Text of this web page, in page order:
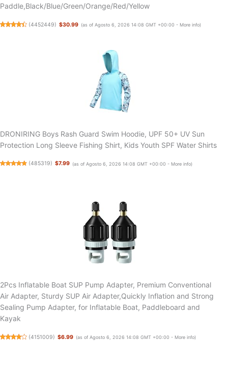
Paddle,Black/Blue/Green/Orange/Red/Yellow
(4452449) $30.99 (as of Agosto 6, 2026 14:08 GMT +00:00 - More info)
DRONIRING Boys Rash Guard Swim Hoodie, UPF 50+ UV Sun
Protection Long Sleeve Fishing Shirt, Kids Youth SPF Water Shirts
(485319) $7.99 (as of Agosto 6, 2026 14:08 GMT +00:00 - More info)
2Pcs Inflatable Boat SUP Pump Adapter, Premium Conventional
Air Adapter, Sturdy SUP Air Adapter,Quickly Inflation and Strong
Sealing Pump Adapter, for Inflatable Boat, Paddleboard and
Kayak
(4151009) $6.99 (as of Agosto 6, 2026 14:08 GMT +00:00 - More info)